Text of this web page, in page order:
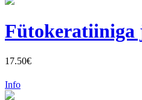
Fütokeratiiniga
17.50€
Info